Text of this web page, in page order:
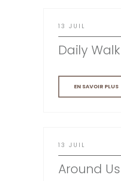
13 JUIL
Daily Walk
EN SAVOIR PLUS
13 JUIL
Around Us